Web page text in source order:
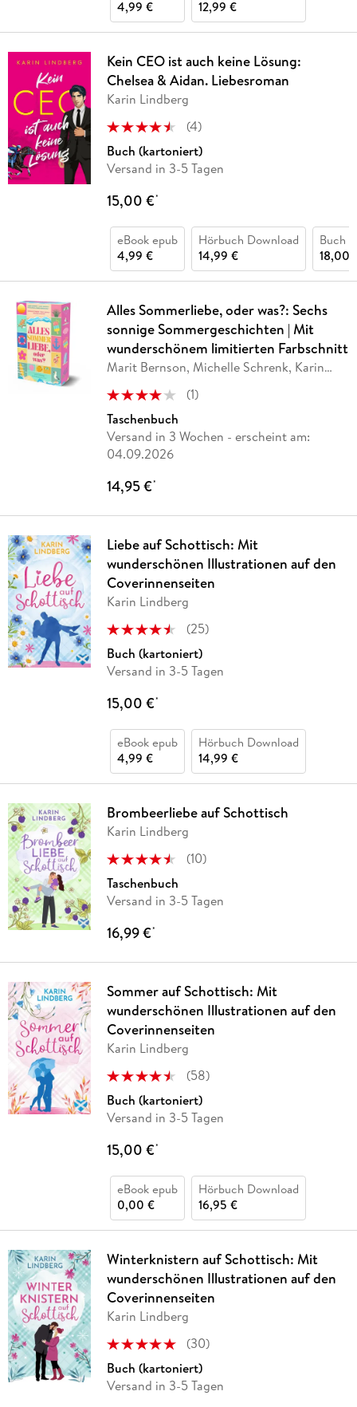
4,99 € 12,99 €
Kein CEO ist auch keine Lösung:
Chelsea & Aidan. Liebesroman
Karin Lindberg
(4)
Buch (kartoniert)
Versand in 3-5 Tagen
15,00 €*
eBook epub
4,99 €
Hörbuch Download
14,99 €
Buch
18,00
Alles Sommerliebe, oder was?: Sechs
sonnige Sommergeschichten | Mit
wunderschönem limitierten Farbschnitt
Marit Bernson, Michelle Schrenk, Karin
(1)
Taschenbuch
Versand in 3 Wochen - erscheint am:
04.09.2026
14,95 €*
Liebe auf Schottisch: Mit
wunderschönen Illustrationen auf den
Coverinnenseiten
Karin Lindberg
(25)
Buch (kartoniert)
Versand in 3-5 Tagen
15,00 €*
eBook epub
4,99 €
Hörbuch Download
14,99 €
Brombeerliebe auf Schottisch
Karin Lindberg
(10)
Taschenbuch
Versand in 3-5 Tagen
16,99 €*
Sommer auf Schottisch: Mit
wunderschönen Illustrationen auf den
Coverinnenseiten
Karin Lindberg
(58)
Buch (kartoniert)
Versand in 3-5 Tagen
15,00 €*
eBook epub
0,00 €
Hörbuch Download
16,95 €
Winterknistern auf Schottisch: Mit
wunderschönen Illustrationen auf den
Coverinnenseiten
Karin Lindberg
(30)
Buch (kartoniert)
Versand in 3-5 Tagen